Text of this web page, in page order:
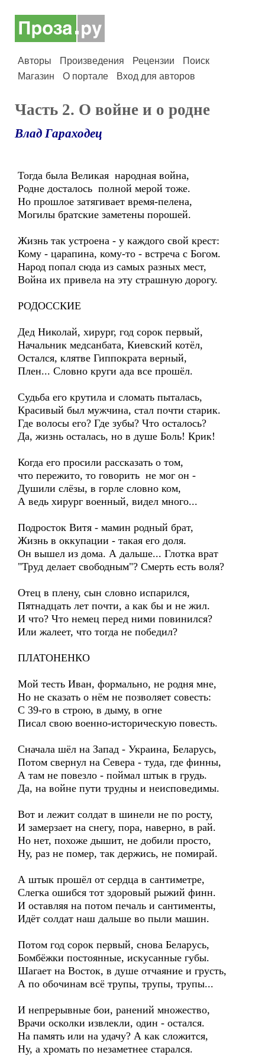
Авторы Произведения Рецензии
Поиск
Магазин
О портале Вход для авторов
Часть 2. О войне и о родне
Влад Гараходец
Тогда была Великая народная война,
Родне досталось полной мерой тоже.
Но прошлое затягивает время-пелена,
Могилы братские заметены порошей.
Жизнь так устроена - у каждого свой крест:
Кому - царапина, кому-то - встреча с Богом.
Народ попал сюда из самых разных мест,
Война их привела на эту страшную дорогу.
РОДОССКИЕ
Дед Николай, хирург, год сорок первый,
Начальник медсанбата, Киевский котёл,
Остался, клятве Гиппократа верный,
Плен... Словно круги ада все прошёл.
Судьба его крутила и сломать пыталась,
Красивый был мужчина, стал почти старик.
Где волосы его? Где зубы? Что осталось?
Да, жизнь осталась, но в душе Боль! Крик!
Когда его просили рассказать о том,
что пережито, то говорить не мог он -
Душили слёзы, в горле словно ком,
А ведь хирург военный, видел много...
Подросток Витя - мамин родный брат,
Жизнь в оккупации - такая его доля.
Он вышел из дома. А дальше... Глотка врат
"Труд делает свободным"? Смерть есть воля?
Отец в плену, сын словно испарился,
Пятнадцать лет почти, а как бы и не жил.
И что? Что немец перед ними повинился?
Или жалеет, что тогда не победил?
ПЛАТОНЕНКО
Мой тесть Иван, формально, не родня мне,
Но не сказать о нём не позволяет совесть:
С 39-го в строю, в дыму, в огне
Писал свою военно-историческую повесть.
Сначала шёл на Запад - Украина, Беларусь,
Потом свернул на Севера - туда, где финны,
А там не повезло - поймал штык в грудь.
Да, на войне пути трудны и неисповедимы.
Вот и лежит солдат в шинели не по росту,
И замерзает на снегу, пора, наверно, в рай.
Но нет, похоже дышит, не добили просто,
Ну, раз не помер, так держись, не помирай.
А штык прошёл от сердца в сантиметре,
Слегка ошибся тот здоровый рыжий финн.
И оставляя на потом печаль и сантименты,
Идёт солдат наш дальше во пыли машин.
Потом год сорок первый, снова Беларусь,
Бомбёжки постоянные, искусанные губы.
Шагает на Восток, в душе отчаяние и грусть,
А по обочинам всё трупы, трупы, трупы...
И непрерывные бои, ранений множество,
Врачи осколки извлекли, один - остался.
На память или на удачу? А как сложится,
Ну, а хромать по незаметнее старался.